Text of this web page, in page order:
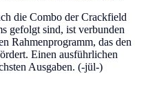
die Combo der Crackfield
gefolgt sind, ist verbunden
Rahmenprogramm, das den
Einen ausführlichen
Ausgaben. (-jül-)